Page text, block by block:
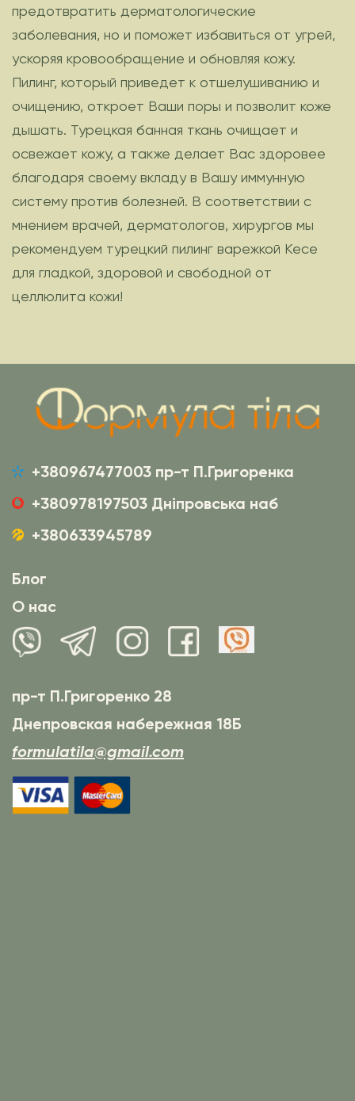
предотвратить дерматологические
заболевания, но и поможет избавиться от угрей,
ускоряя кровообращение и обновляя кожу.
Пилинг, который приведет к отшелушиванию и
очищению, откроет Ваши поры и позволит коже
дышать. Турецкая банная ткань очищает и
освежает кожу, а также делает Вас здоровее
благодаря своему вкладу в Вашу иммунную
систему против болезней. В соответствии с
мнением врачей, дерматологов, хирургов мы
рекомендуем турецкий пилинг варежкой Кесе
для гладкой, здоровой и свободной от
целлюлита кожи!
+380967477003 пр-т П.Григоренка
+380978197503 Дніпровська наб
+380633945789
Блог
О нас
пр-т П.Григоренко 28
Днепровская набережная 18Б
formulatila@gmail.com